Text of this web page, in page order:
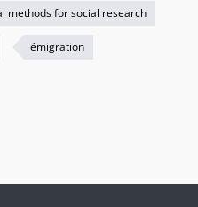
methods for social research
émigration